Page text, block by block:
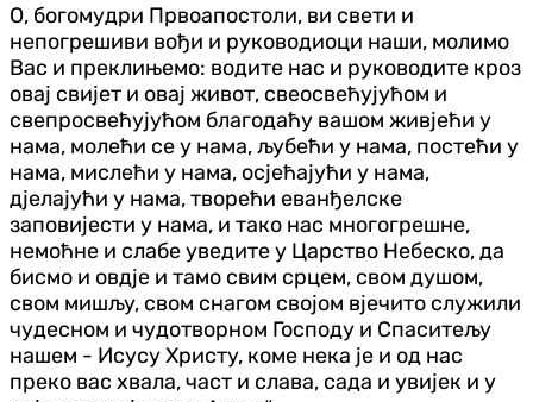
О, богомудри Првоапостоли, ви свети и
непогрешиви вођи и руководиоци наши, молимо
Вас и преклињемо: водите нас и руководите кроз
овај свијет и овај живот, свеосвећујућом и
свепросвећујућом благодаћу вашом живјећи у
нама, молећи се у нама, љубећи у нама, постећи у
нама, мислећи у нама, осјећајући у нама,
дјелајући у нама, творећи еванђелске
заповијести у нама, и тако нас многогрешне,
немоћне и слабе уведите у Царство Небеско, да
бисмо и овдје и тамо свим срцем, свом душом,
свом мишљу, свом снагом својом вјечито служили
чудесном и чудотворном Господу и Спаситељу
нашем - Исусу Христу, коме нека је и од нас
преко вас хвала, част и слава, сада и увијек и у